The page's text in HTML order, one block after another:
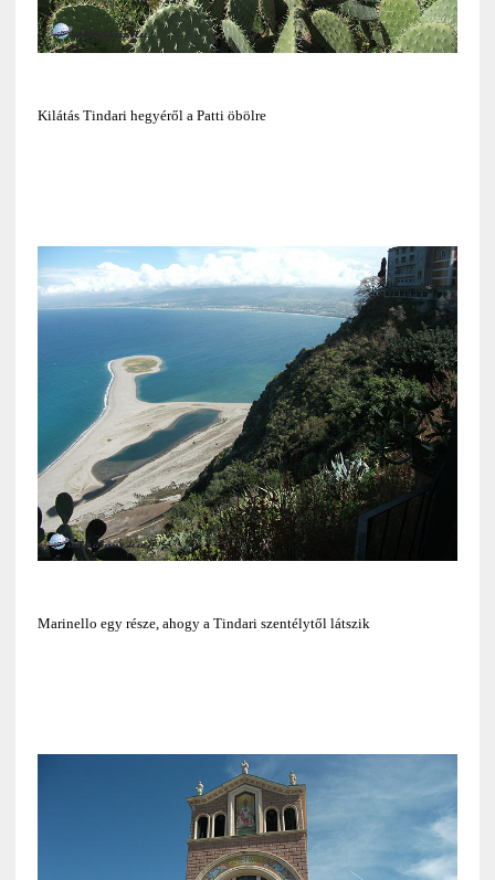
Kilátás Tindari hegyéről a Patti öbölre
Marinello egy része, ahogy a Tindari szentélytől látszik